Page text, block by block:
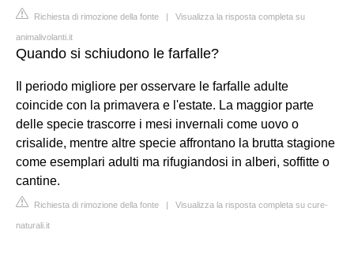
Richiesta di rimozione della fonte | Visualizza la risposta completa su
animalivolanti.it
Quando si schiudono le farfalle?
Il periodo migliore per osservare le farfalle adulte
coincide con la primavera e l'estate. La maggior parte
delle specie trascorre i mesi invernali come uovo o
crisalide, mentre altre specie affrontano la brutta stagione
come esemplari adulti ma rifugiandosi in alberi, soffitte o
cantine.
Richiesta di rimozione della fonte | Visualizza la risposta completa su cure-
naturali.it